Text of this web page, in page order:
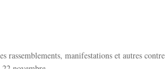
rassemblements, manifestations et autres